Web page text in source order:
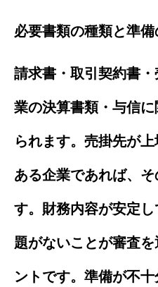
必要書類の種類と準備
請求書・取引契約書
業の決算書類・与信
られます。売掛先が
ある企業であれば、
す。財務内容が安定
題がないことが審査
ントです。準備が不